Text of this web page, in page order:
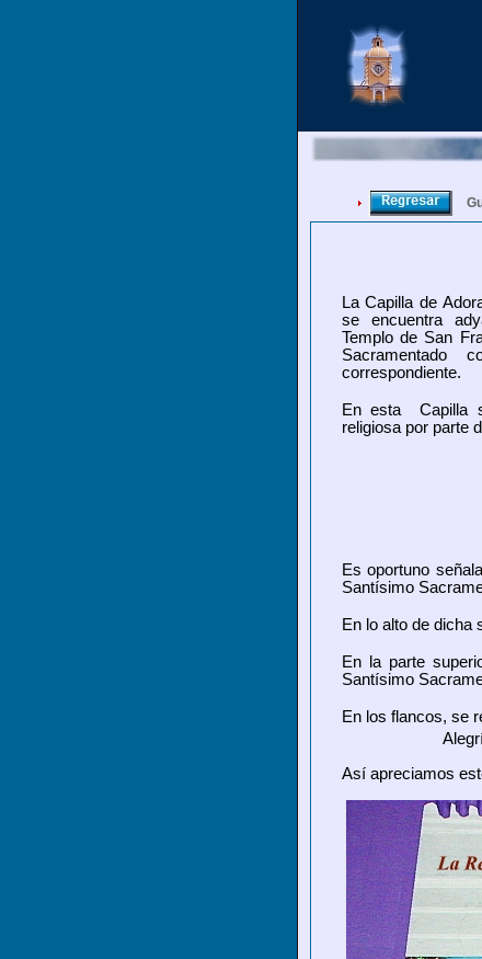
La Capilla de
se encuentra
Templo de San
Sacramentado
correspondiente.
En esta Capilla
religiosa por parte
Es oportuno
Santísimo
En lo alto de dicha
En
la parte
Santísimo
En los flancos, se
Así apreciamos